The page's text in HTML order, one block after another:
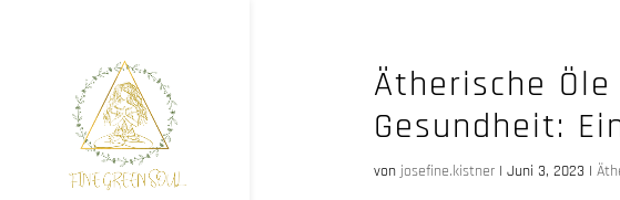
Ätherische
Gesundheit:
von josefine.kistner| Juni 3, 2023 |